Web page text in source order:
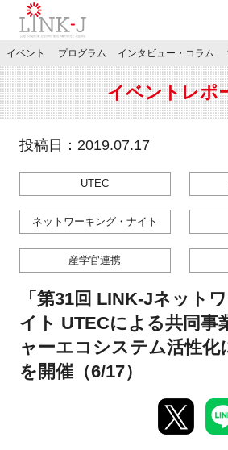
JP／EN
特別会員専用メニュー
お問い合わせ
マイページ
イベント プログラム インタビュー・コラム
イベントレポ
投稿日：2019.07.17
UTEC
ネットワーキング・ナイト
産学官連携
「第31回 LINK-Jネット
イト UTECによる共同事
ャーエコシステム活性化
を開催（6/17）